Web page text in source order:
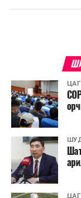
Харин дараах
хэмжээ;